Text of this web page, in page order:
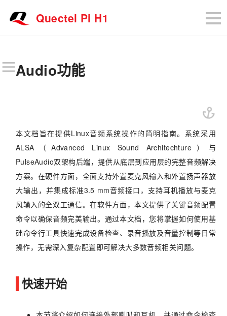
Quectel Pi H1
Audio功能
本文档旨在提供Linux音频系统操作的简明指南。系统采用
ALSA（Advanced Linux Sound Architechture）与
PulseAudio双架构后端，提供从底层到应用层的完整音频解决
方案。在硬件方面，全面支持外置麦克风输入和外置扬声器放
大输出，并集成标准3.5 mm音频接口，支持耳机播放与麦克
风输入的全双工通信。在软件方面，本文提供了关键音频配置
命令以确保音频完美输出。通过本文档，您将掌握如何使用基
础命令行工具快速完成设备检查、录音播放及音量控制等日常
操作，无需深入复杂配置即可解决大多数音频相关问题。
快速开始